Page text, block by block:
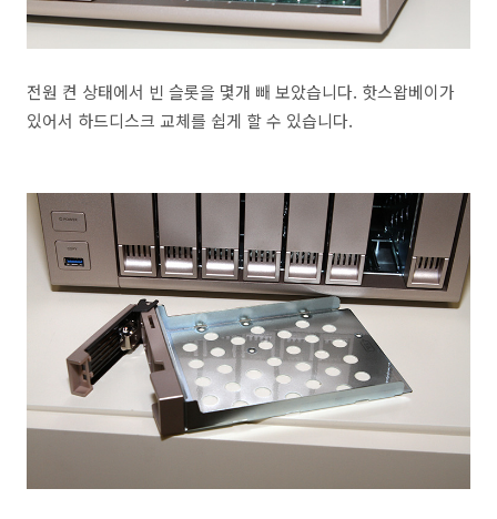
전원 켠 상태에서 빈 슬롯을 몇개 빼 보았습니다. 핫스왑베이가
있어서 하드디스크 교체를 쉽게 할 수 있습니다.